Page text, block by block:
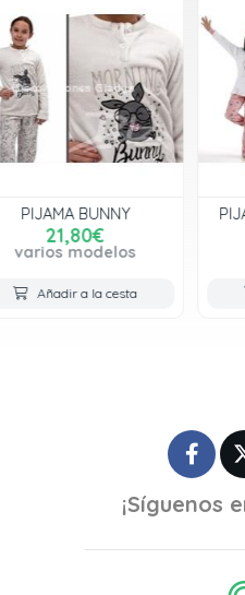
PIJAMA NIÑA BALLERINA
16,80€
varios modelos
Añadir a la cesta
¡Síguenos